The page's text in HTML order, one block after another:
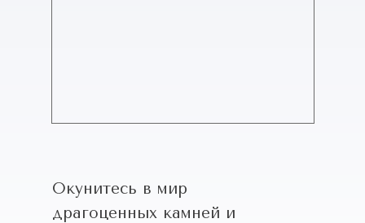
Окунитесь в мир
драгоценных камней и